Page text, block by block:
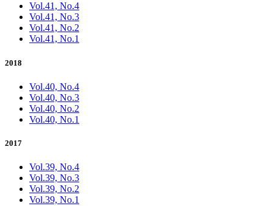
Vol.41, No.4
Vol.41, No.3
Vol.41, No.2
Vol.41, No.1
2018
Vol.40, No.4
Vol.40, No.3
Vol.40, No.2
Vol.40, No.1
2017
Vol.39, No.4
Vol.39, No.3
Vol.39, No.2
Vol.39, No.1